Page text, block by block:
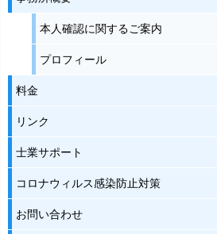
本人確認に関するご案内
プロフィール
料金
リンク
士業サポート
コロナウィルス感染防止対策
お問い合わせ